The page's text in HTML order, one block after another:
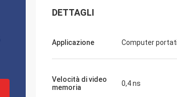
DETTAGLI
Applicazione Computer
Velocità di video
memoria
0,4 ns